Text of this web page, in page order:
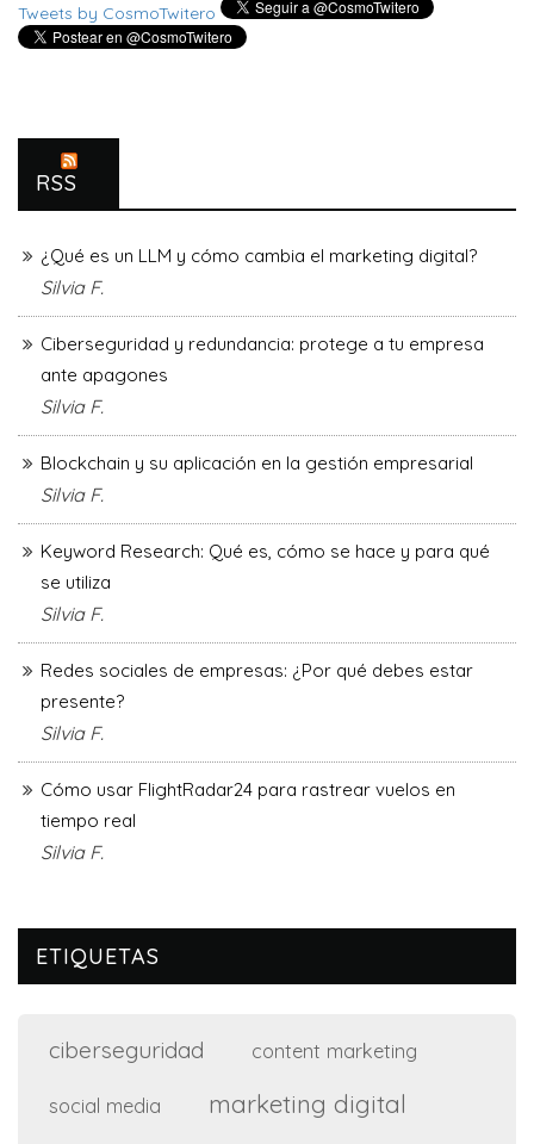
Tweets by CosmoTwitero
RSS
¿Qué es un LLM y cómo cambia el marketing digital?
Silvia F.
Ciberseguridad y redundancia: protege a tu empresa
ante apagones
Silvia F.
Blockchain y su aplicación en la gestión empresarial
Silvia F.
Keyword Research: Qué es, cómo se hace y para qué
se utiliza
Silvia F.
Redes sociales de empresas: ¿Por qué debes estar
presente?
Silvia F.
Cómo usar FlightRadar24 para rastrear vuelos en
tiempo real
Silvia F.
ETIQUETAS
ciberseguridad content marketing
social media marketing digital